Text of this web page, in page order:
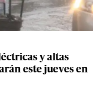
y altas
este jueves en